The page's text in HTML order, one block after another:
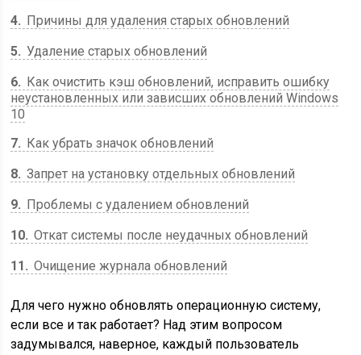
4
Причины для удаления старых обновлений
5 Удаление старых обновлений
6
Как очистить кэш обновлений, исправить ошибку
неустановленных или зависших обновлений Windows
10
7
Как убрать значок обновлений
8 Запрет на установку отдельных обновлений
9
Проблемы с удалением обновлений
10 Откат системы после неудачных обновлений
11
Очищение журнала обновлений
Для чего нужно обновлять операционную систему,
если все и так работает? Над этим вопросом
задумывался, наверное, каждый пользователь